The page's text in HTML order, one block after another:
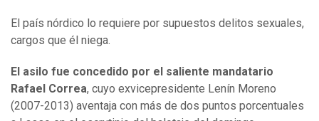
El país nórdico lo requiere por supuestos delitos sexuales,
cargos que él niega.
El asilo fue concedido por el saliente mandatario
Rafael Correa, cuyo exvicepresidente Lenín Moreno
(2007-2013) aventaja con más de dos puntos porcentuales